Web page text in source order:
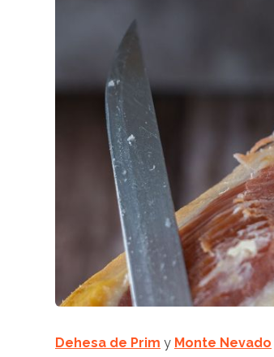
Dehesa de Prim y Monte Nevado